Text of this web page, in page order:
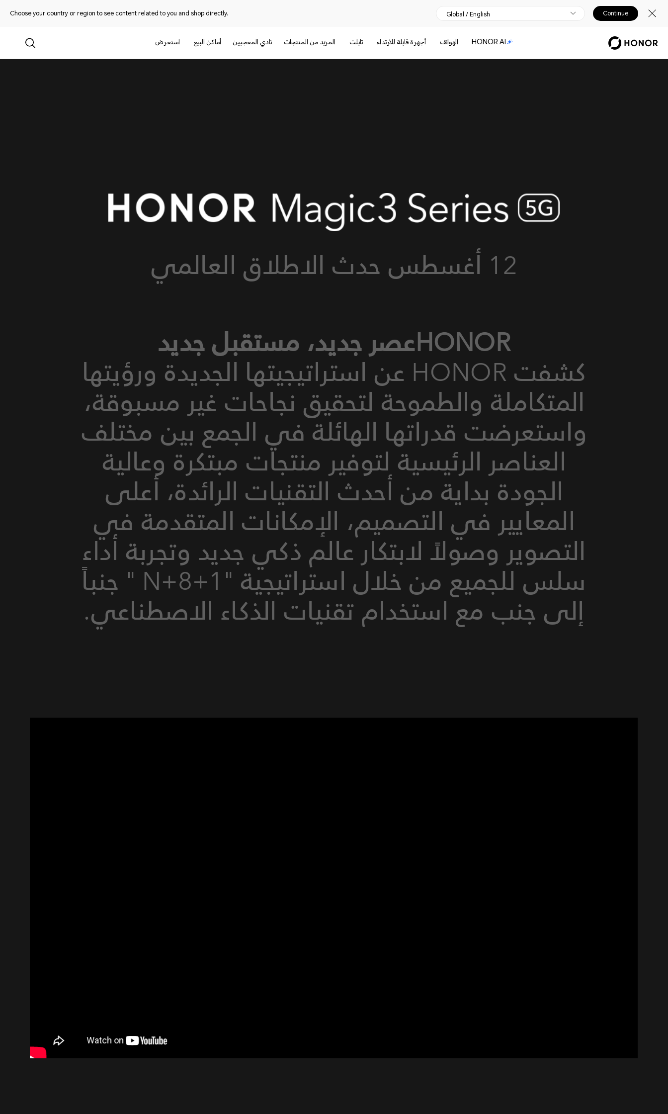
Choose your country or region to see content related to you and shop directly. Global / English Continue
HONOR AI الهواتف أجهرة قابلة للارتداء تابلت المزيد من المنتجات نادي المعجبين أماكن البيع استعرض
12 أغسطس حدث الاطلاق العالمي
HONORعصر جديد، مستقبل جديد
كشفت HONOR عن استراتيجيتها الجديدة ورؤيتها
المتكاملة والطموحة لتحقيق نجاحات غير مسبوقة،
واستعرضت قدراتها الهائلة في الجمع بين مختلف
العناصر الرئيسية لتوفير منتجات مبتكرة وعالية
الجودة بداية من أحدث التقنيات الرائدة، أعلى
المعايير في التصميم، الإمكانات المتقدمة في
التصوير وصولاً لابتكار عالم ذكي جديد وتجربة أداء
سلس للجميع من خلال استراتيجية "1+8+N " جنباً
إلى جنب مع استخدام تقنيات الذكاء الاصطناعي.